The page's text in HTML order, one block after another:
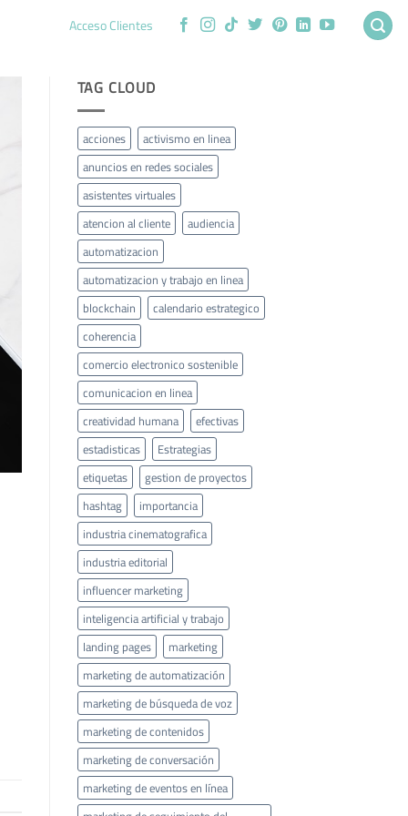
Acceso Clientes
TAG CLOUD
acciones
activismo en linea
anuncios en redes sociales
asistentes virtuales
atencion al cliente
audiencia
automatizacion
automatizacion y trabajo en linea
blockchain
calendario estrategico
coherencia
comercio electronico sostenible
comunicacion en linea
creatividad humana
efectivas
estadisticas
Estrategias
etiquetas
gestion de proyectos
hashtag
importancia
industria cinematografica
industria editorial
influencer marketing
inteligencia artificial y trabajo
landing pages
marketing
marketing de automatización
marketing de búsqueda de voz
marketing de contenidos
marketing de conversación
marketing de eventos en línea